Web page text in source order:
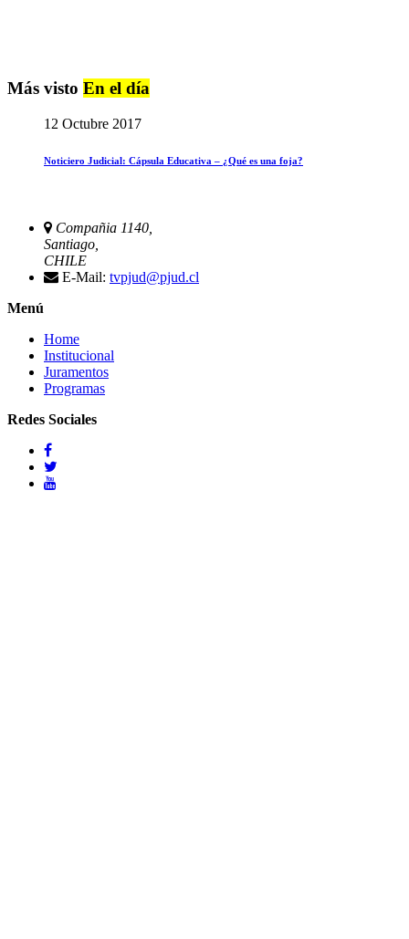
Más visto En el día
12 Octubre 2017
Noticiero Judicial: Cápsula Educativa – ¿Qué es una foja?
Compañia 1140,
Santiago,
CHILE
E-Mail: tvpjud@pjud.cl
Menú
Home
Institucional
Juramentos
Programas
Redes Sociales